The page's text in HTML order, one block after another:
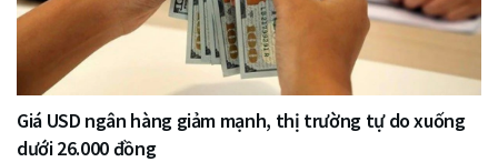
Giá USD ngân hàng giảm mạnh, thị trường tự do xuống
dưới 26.000 đồng